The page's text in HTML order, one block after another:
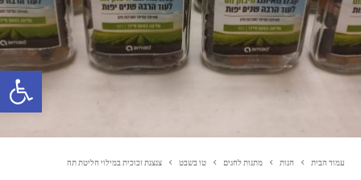
פתח סרגל נגישות
עמוד הבית חנות מתנות לחגים טו בשבט צנצנת זכוכית במילוי חליטת תה